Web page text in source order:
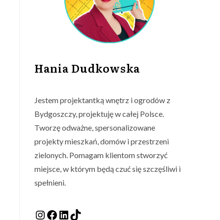
Hania Dudkowska
Jestem projektantką wnętrz i ogrodów z
Bydgoszczy, projektuję w całej Polsce.
Tworzę odważne, spersonalizowane
projekty mieszkań, domów i przestrzeni
zielonych. Pomagam klientom stworzyć
miejsce, w którym będą czuć się szczęśliwi i
spełnieni.